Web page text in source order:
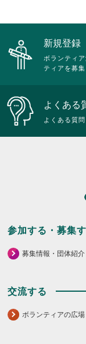
新規登録
ボランティ
ティアを募
よくある
よくある質
参加する・募集
募集情報・団体紹介
交流する
ボランティアの広場